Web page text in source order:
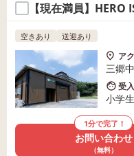
【現在満員】HERO
空きあり 送迎あり
ア
三郷
受
小学生
1分で完了！
お問い合わせ
（無料）